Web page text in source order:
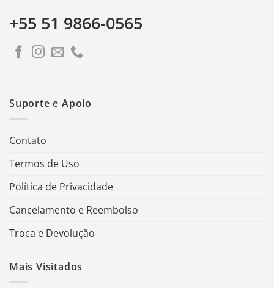
+55 51 9866-0565
Suporte e Apoio
Contato
Termos de Uso
Política de Privacidade
Cancelamento e Reembolso
Troca e Devolução
Mais Visitados